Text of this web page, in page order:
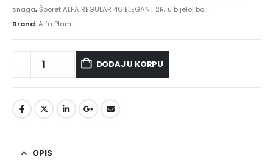
snaga,Šporet ALFA REGULAR 46 ELEGANT 2R, u bijeloj boji
Brand:Alfa Plam
DODAJ U KORPU
OPIS